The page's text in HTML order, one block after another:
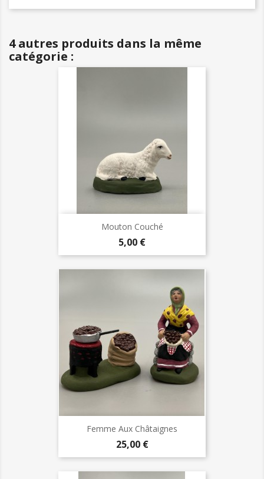
4 autres produits dans la même
catégorie :
Mouton Couché
Prix
5,00 €
Femme Aux Châtaignes
Prix
25,00 €